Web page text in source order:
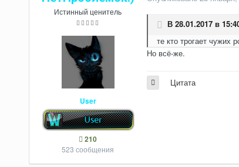
Истинный ценитель
User
210
523 сообщения
В 28.01.2017 в
те кто трогает чужих
Но всё-же.
Цитата